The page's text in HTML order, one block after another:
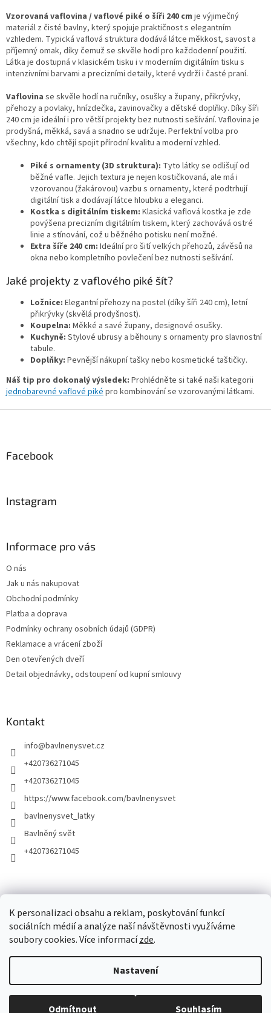
K personalizaci obsahu a reklam, poskytování funkcí
sociálních médií a analýze naší návštěvnosti využíváme
soubory cookies. Více informacízde.
Nastavení
Odmítnout Souhlasím
l
á
d
a
c
í
r
v
k
y
v
p
i
s
u
Vzorovaná vaflovina / vaflové piké o šíři 240 cm je výjimečný
materiál z čisté bavlny, který spojuje praktičnost s elegantním
vzhledem. Typická vaflová struktura dodává látce měkkost, savost a
příjemný omak, díky čemuž se skvěle hodí pro každodenní použití.
Látka je dostupná v klasickém tisku i v moderním digitálním tisku s
intenzivními barvami a precizními detaily, které vydrží i časté praní.
Vaflovina se skvěle hodí na ručníky, osušky a župany, přikrývky,
přehozy a povlaky, hnízdečka, zavinovačky a dětské doplňky. Díky šíři
240 cm je ideální i pro větší projekty bez nutnosti sešívání. Vaflovina je
prodyšná, měkká, savá a snadno se udržuje. Perfektní volba pro
všechny, kdo chtějí spojit přírodní kvalitu a moderní vzhled.
Piké s ornamenty (3D struktura): Tyto látky se odlišují od
běžné vafle. Jejich textura je nejen kostičkovaná, ale má i
vzorovanou (žakárovou) vazbu s ornamenty, které podtrhují
digitální tisk a dodávají látce hloubku a eleganci.
Kostka s digitálním tiskem: Klasická vaflová kostka je zde
povýšena precizním digitálním tiskem, který zachovává ostré
linie a stínování, což u běžného potisku není možné.
Extra šíře 240 cm: Ideální pro šití velkých přehozů, závěsů na
okna nebo kompletního povlečení bez nutnosti sešívání.
Jaké projekty z vaflového piké šít?
Ložnice: Elegantní přehozy na postel (díky šíři 240 cm), letní
přikrývky (skvělá prodyšnost).
Koupelna: Měkké a savé župany, designové osušky.
Kuchyně: Stylové ubrusy a běhouny s ornamenty pro slavnostní
tabule.
Doplňky: Pevnější nákupní tašky nebo kosmetické taštičky.
Náš tip pro dokonalý výsledek: Prohlédněte si také naši kategorii
jednobarevné vaflové piképro kombinování se vzorovanými látkami.
Facebook
Instagram
Informace pro vás
O nás
Jak u nás nakupovat
Obchodní podmínky
Platba a doprava
Podmínky ochrany osobních údajů (GDPR)
Reklamace a vrácení zboží
Den otevřených dveří
Detail objednávky, odstoupení od kupní smlouvy
Kontakt
info@bavlnenysvet.cz
+420736271045
+420736271045
https://www.facebook.com/bavlnenysvet
bavlnenysvet_latky
Bavlněný svět
+420736271045
Copyright 2026Bavlněný Svět. Všechna práva vyhrazena.Upravit
nastavení cookies